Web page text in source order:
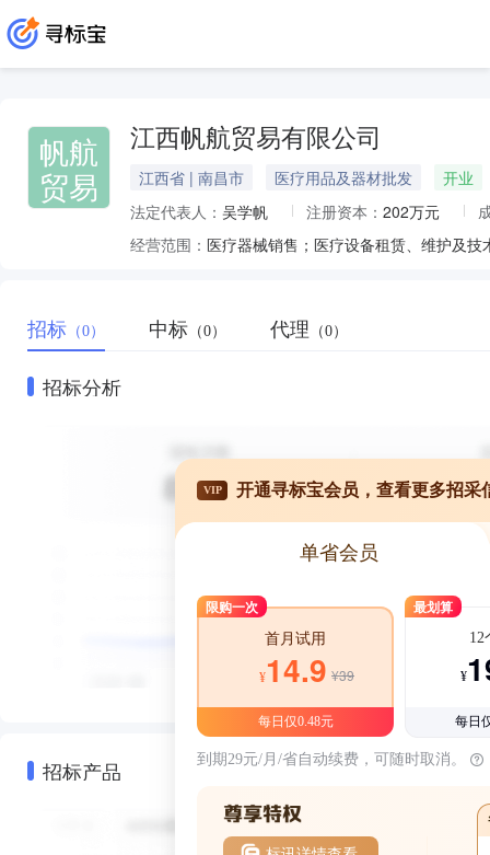
帆航
贸易
江西帆航贸易有限公司
江西省 | 南昌市 医疗用品及器材批发
开业
法定代表人： 吴学帆 注册资本： 202万元
经营范围：
招标 （0） 中标 （0） 代理 （0）
招标分析
招标产品
VIP 开通寻标宝会员，查看更多招采
单省会员
限购一次
首月试用
¥14.9 ¥39
每日仅0.48元
最划算
12
¥
每日
到期29元/月/省自动续费，可随时取消。